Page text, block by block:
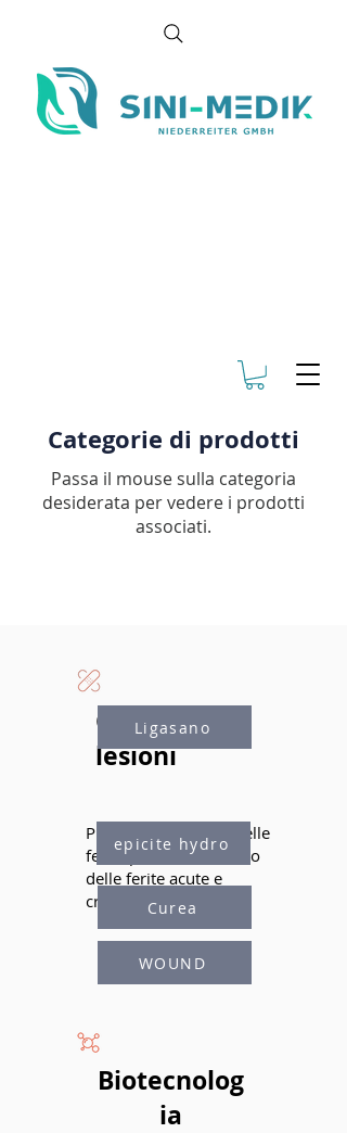
Categorie di prodotti
Passa il mouse sulla categoria
desiderata per vedere i prodotti
associati.
Cura delle
lesioni
Ligasano
Prodotti innovativo delle
ferite per il trattamento
delle ferite acute e
croniche
epicite hydro
Curea
WOUND
Biotecnolog
ia